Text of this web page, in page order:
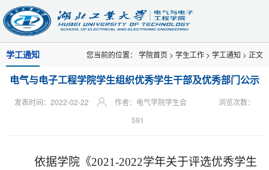
学工通知 您当前的位置： 学院首页 > 学生工作 > 学工通知 > 正文
电气与电子工程学院学生组织优秀学生干部及优秀部门公示
发表时间：2022-02-22 作者：电气学院学生会
浏览次数：
591
依据学院《2021-2022学年关于评选优秀学生